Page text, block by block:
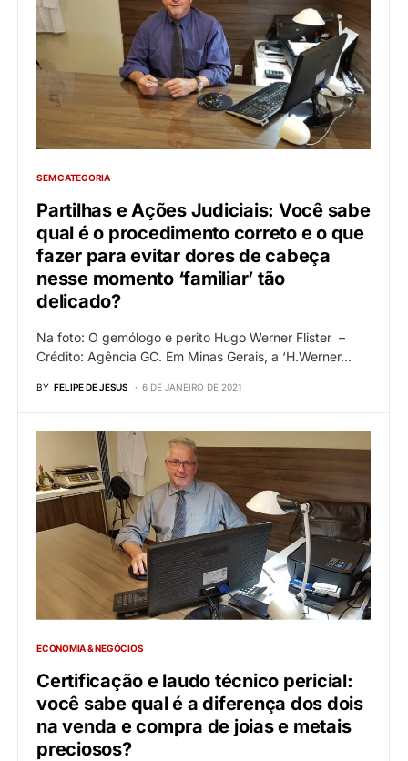
SEM CATEGORIA
Partilhas e Ações Judiciais: Você sabe
qual é o procedimento correto e o que
fazer para evitar dores de cabeça
nesse momento ‘familiar’ tão
delicado?
Na foto: O gemólogo e perito Hugo Werner Flister –
Crédito: Agência GC. Em Minas Gerais, a ‘H.Werner…
BY FELIPE DE JESUS 6 DE JANEIRO DE 2021
ECONOMIA & NEGÓCIOS
Certificação e laudo técnico pericial:
você sabe qual é a diferença dos dois
na venda e compra de joias e metais
preciosos?